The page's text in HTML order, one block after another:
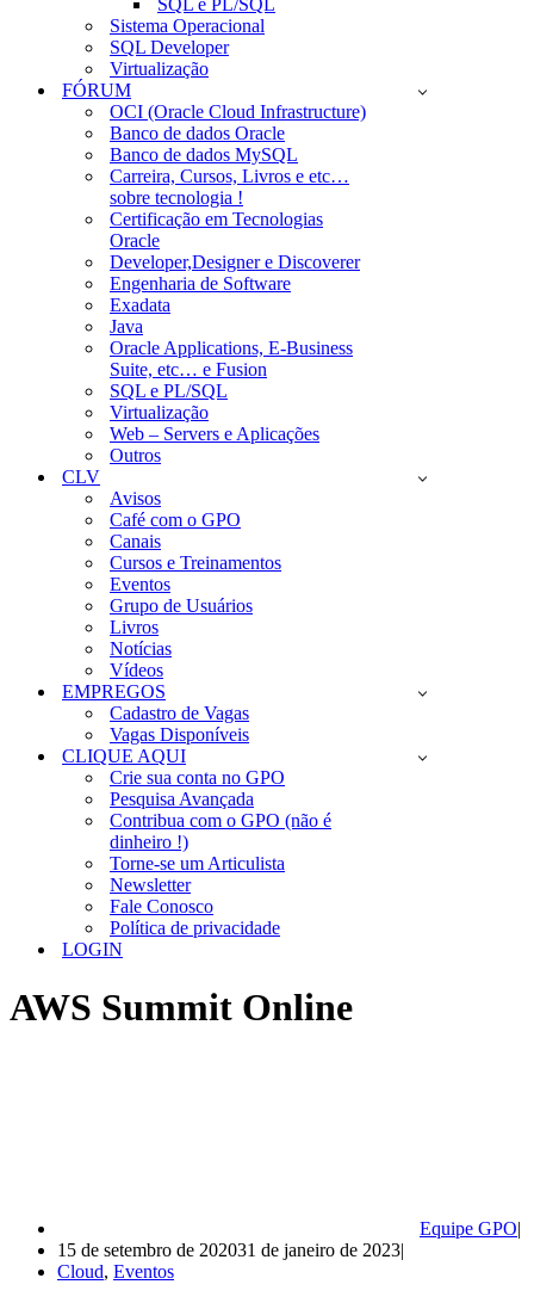
SQL e PL/SQL
Sistema Operacional
SQL Developer
Virtualização
FÓRUM
OCI (Oracle Cloud Infrastructure)
Banco de dados Oracle
Banco de dados MySQL
Carreira, Cursos, Livros e etc…
sobre tecnologia !
Certificação em Tecnologias
Oracle
Developer,Designer e Discoverer
Engenharia de Software
Exadata
Java
Oracle Applications, E-Business
Suite, etc… e Fusion
SQL e PL/SQL
Virtualização
Web – Servers e Aplicações
Outros
CLV
Avisos
Café com o GPO
Canais
Cursos e Treinamentos
Eventos
Grupo de Usuários
Livros
Notícias
Vídeos
EMPREGOS
Cadastro de Vagas
Vagas Disponíveis
CLIQUE AQUI
Crie sua conta no GPO
Pesquisa Avançada
Contribua com o GPO (não é
dinheiro !)
Torne-se um Articulista
Newsletter
Fale Conosco
Política de privacidade
LOGIN
AWS Summit Online
Equipe GPO
15 de setembro de 202031 de janeiro de 2023
Cloud, Eventos